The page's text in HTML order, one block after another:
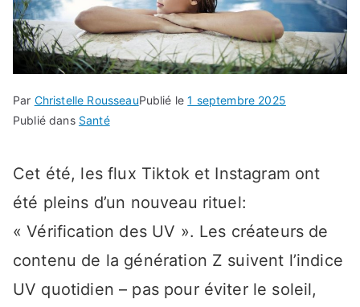
Par Christelle RousseauPublié le1 septembre 2025
Publié dans Santé
Cet été, les flux Tiktok et Instagram ont
été pleins d’un nouveau rituel:
« Vérification des UV ». Les créateurs de
contenu de la génération Z suivent l’indice
UV quotidien – pas pour éviter le soleil,